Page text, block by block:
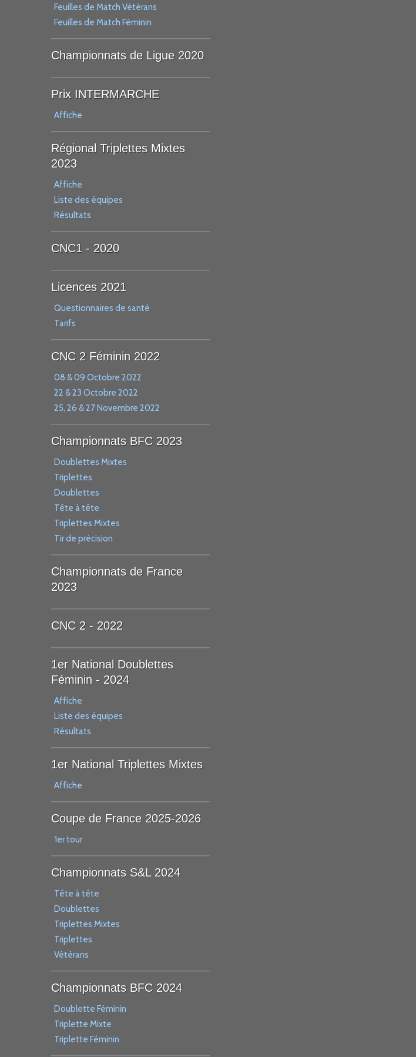
Feuilles de Match Vétérans
Feuilles de Match Féminin
Championnats de Ligue 2020
Prix INTERMARCHE
Affiche
Régional Triplettes Mixtes
2023
Affiche
Liste des équipes
Résultats
CNC1 - 2020
Licences 2021
Questionnaires de santé
Tarifs
CNC 2 Féminin 2022
08 & 09 Octobre 2022
22 & 23 Octobre 2022
25, 26 & 27 Novembre 2022
Championnats BFC 2023
Doublettes Mixtes
Triplettes
Doublettes
Tête à tête
Triplettes Mixtes
Tir de précision
Championnats de France
2023
CNC 2 - 2022
1er National Doublettes
Féminin - 2024
Affiche
Liste des équipes
Résultats
1er National Triplettes Mixtes
Affiche
Coupe de France 2025-2026
1er tour
Championnats S&L 2024
Tête à tête
Doublettes
Triplettes Mixtes
Triplettes
Vétérans
Championnats BFC 2024
Doublette Féminin
Triplette Mixte
Triplette Féminin